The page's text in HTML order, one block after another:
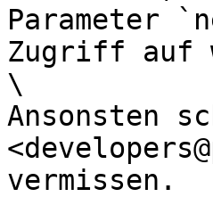
Parameter
Zugriff auf
\
Ansonsten
vermissen.